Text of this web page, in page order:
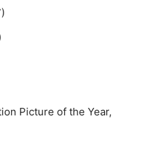
Picture of the Year,